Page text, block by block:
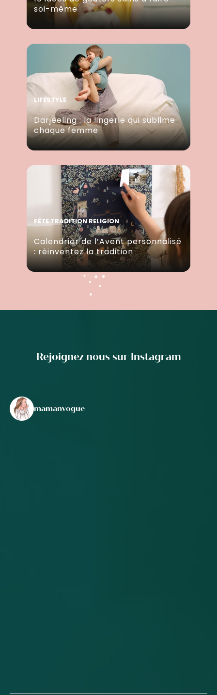
soi-même
LIFESTYLE
Darjeeling : la lingerie qui sublime
chaque femme
FÊTE TRADITION RELIGION
Calendrier de l’Avent personnalisé
: réinventez la tradition
Rejoignez nous sur Instagram
mamanvogue